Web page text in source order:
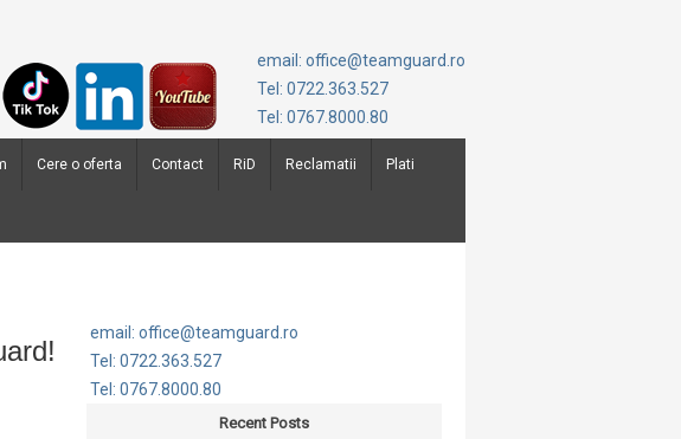
email: office@teamguard.ro
Tel: 0722.363.527
Tel: 0767.8000.80
Cere o oferta Contact RiD Reclamatii Plati
email: office@teamguard.ro
Tel: 0722.363.527
Tel: 0767.8000.80
Recent Posts